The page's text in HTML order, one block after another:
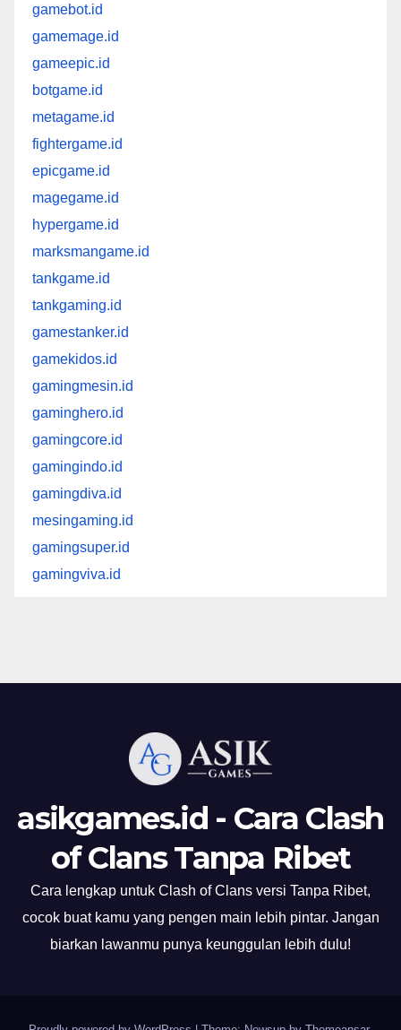
gamebot.id
gamemage.id
gameepic.id
botgame.id
metagame.id
fightergame.id
epicgame.id
magegame.id
hypergame.id
marksmangame.id
tankgame.id
tankgaming.id
gamestanker.id
gamekidos.id
gamingmesin.id
gaminghero.id
gamingcore.id
gamingindo.id
gamingdiva.id
mesingaming.id
gamingsuper.id
gamingviva.id
asikgames.id - Cara Clash
of Clans Tanpa Ribet
Cara lengkap untuk Clash of Clans versi Tanpa Ribet,
cocok buat kamu yang pengen main lebih pintar. Jangan
biarkan lawanmu punya keunggulan lebih dulu!